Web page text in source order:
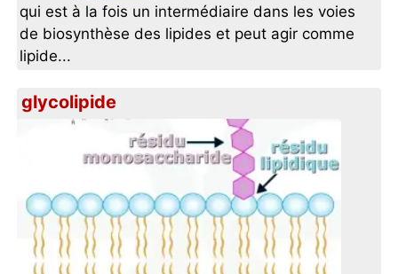
qui est à la fois un intermédiaire dans les voies
de biosynthèse des lipides et peut agir comme
lipide...
glycolipide